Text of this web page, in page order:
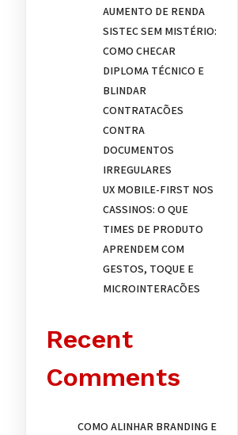
AUMENTO DE RENDA
SISTEC SEM MISTÉRIO:
COMO CHECAR
DIPLOMA TÉCNICO E
BLINDAR
CONTRATAÇÕES
CONTRA
DOCUMENTOS
IRREGULARES
UX MOBILE-FIRST NOS
CASSINOS: O QUE
TIMES DE PRODUTO
APRENDEM COM
GESTOS, TOQUE E
MICROINTERAÇÕES
Recent
Comments
COMO ALINHAR BRANDING E